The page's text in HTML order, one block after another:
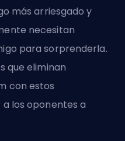
más arriesgado y
necesitan
para sorprenderla.
que eliminan
con estos
los oponentes a